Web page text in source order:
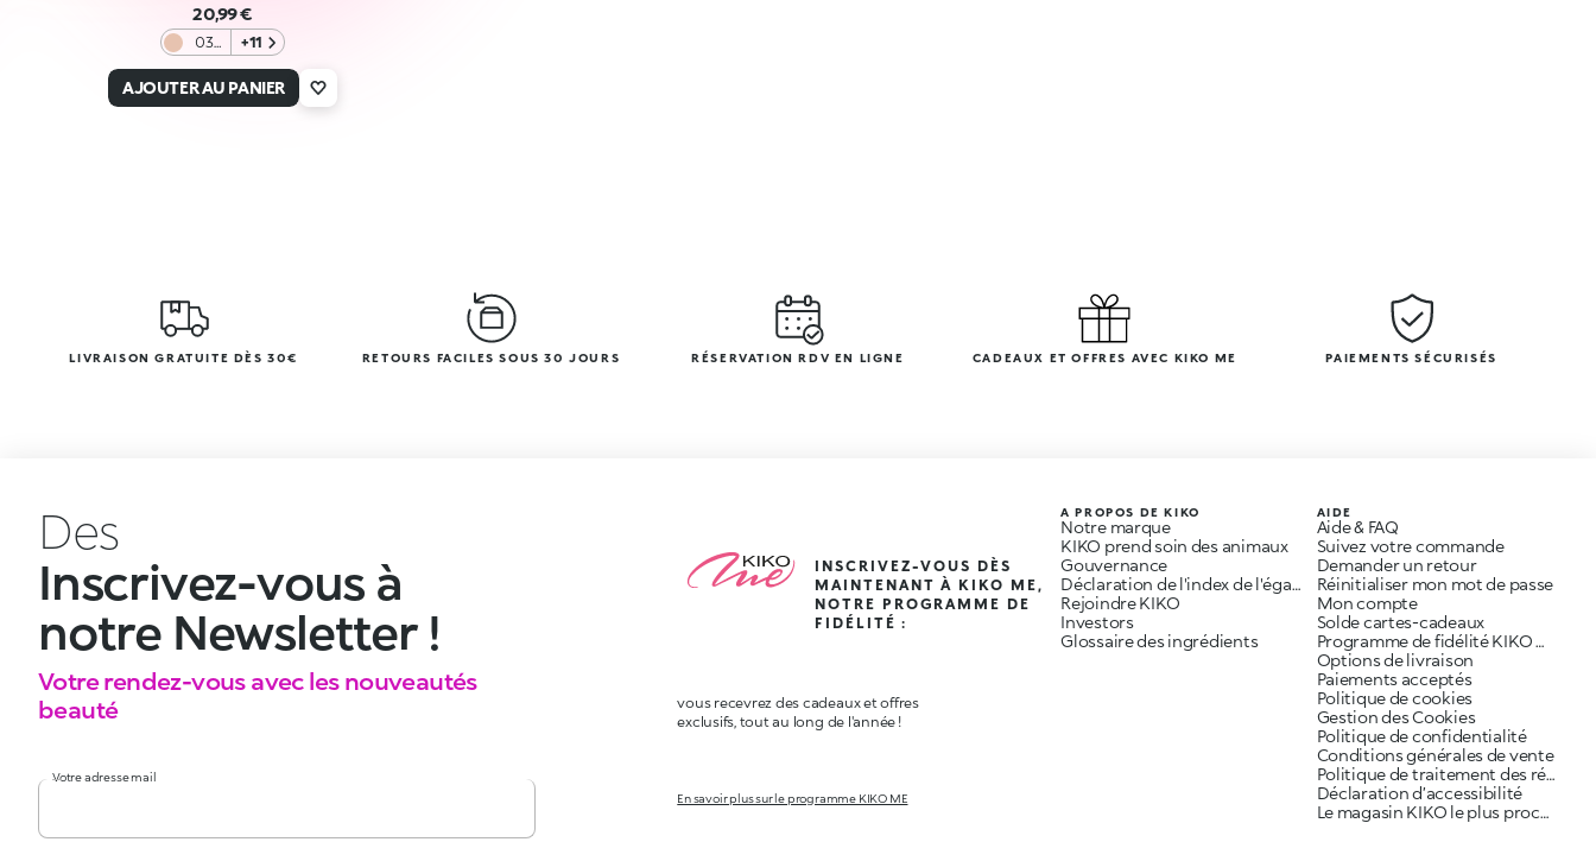
20,99 €
03
Milk
+11
AJOUTER AU PANIER
LIVRAISON GRATUITE DÈS 30€ RETOURS FACILES SOUS 30 JOURS RÉSERVATION RDV EN LIGNE CADEAUX ET OFFRES AVEC KIKO ME PAIEMENTS SÉCURISÉS
Des
Inscrivez-vous à
notre Newsletter !
Votre rendez-vous avec les nouveautés
beauté
Votre adresse mail
INSCRIVEZ-VOUS DÈS
MAINTENANT À KIKO ME,
NOTRE PROGRAMME DE
FIDÉLITÉ :
vous recevrez des cadeaux et offres
exclusifs, tout au long de l'année !
En savoir plus sur le programme KIKO ME
A PROPOS DE KIKO
Notre marque
KIKO prend soin des animaux
Gouvernance
Déclaration de l'index de l'égalité professionnelle
Rejoindre KIKO
Investors
Glossaire des ingrédients
AIDE
Aide & FAQ
Suivez votre commande
Demander un retour
Réinitialiser mon mot de passe
Mon compte
Solde cartes-cadeaux
Programme de fidélité KIKO ME
Options de livraison
Paiements acceptés
Politique de cookies
Gestion des Cookies
Politique de confidentialité
Conditions générales de vente
Politique de traitement des réclamations
Déclaration d’accessibilité
Le magasin KIKO le plus proche